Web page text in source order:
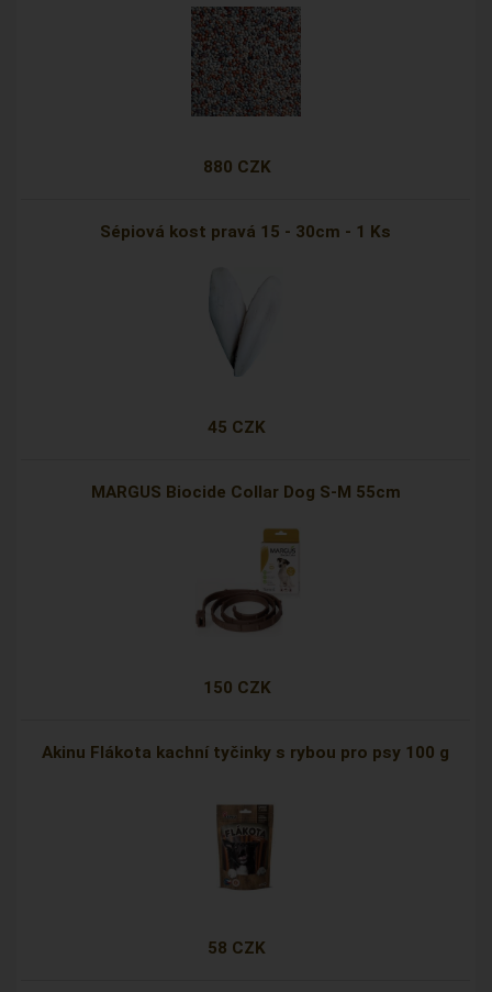
880 CZK
Sépiová kost pravá 15 - 30cm - 1 Ks
45 CZK
MARGUS Biocide Collar Dog S-M 55cm
150 CZK
Akinu Flákota kachní tyčinky s rybou pro psy 100 g
58 CZK